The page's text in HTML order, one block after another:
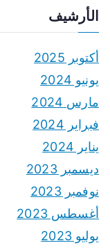
الأرشيف
أكتوبر 2025
يونيو 2024
مارس 2024
فبراير 2024
يناير 2024
ديسمبر 2023
نوفمبر 2023
أغسطس 2023
يوليو 2023